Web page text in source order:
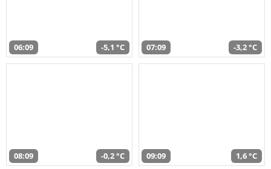
06:09 -5,1 °C 07:09 -3,2 °C
08:09 -0,2 °C 09:09 1,6 °C